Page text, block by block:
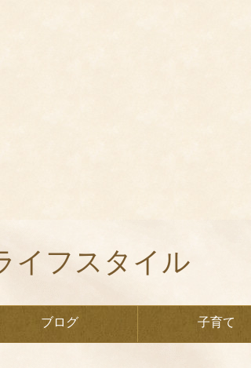
イフスタイル
ブログ 子育て